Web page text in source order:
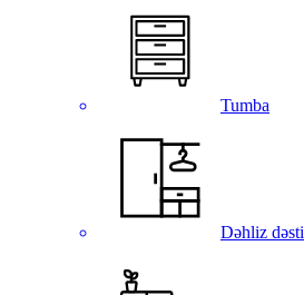
Tumba
Dəhliz dəsti